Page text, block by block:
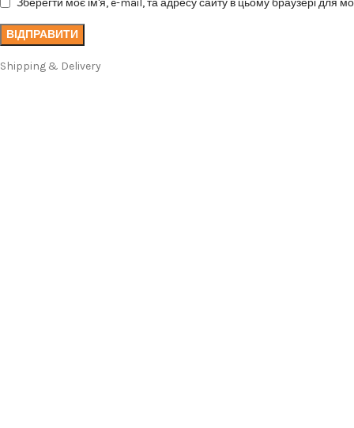
Shipping & Delivery